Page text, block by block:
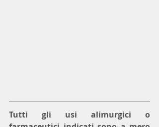
Tutti gli usi alimurgici o